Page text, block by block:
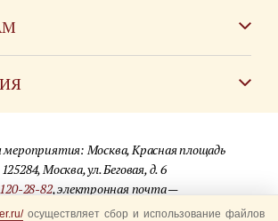
мероприятия: Москва, Красная площадь
Москва, ул. Беговая, д. 6
28-82, электронная почта —
осуществляет сбор и использование файлов